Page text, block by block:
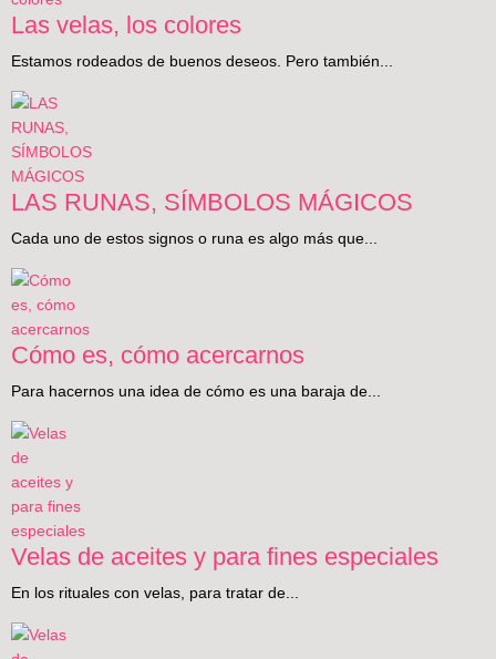
Las velas, los colores
Estamos rodeados de buenos deseos. Pero también...
LAS RUNAS, SÍMBOLOS MÁGICOS
Cada uno de estos signos o runa es algo más que...
Cómo es, cómo acercarnos
Para hacernos una idea de cómo es una baraja de...
Velas de aceites y para fines especiales
En los rituales con velas, para tratar de...